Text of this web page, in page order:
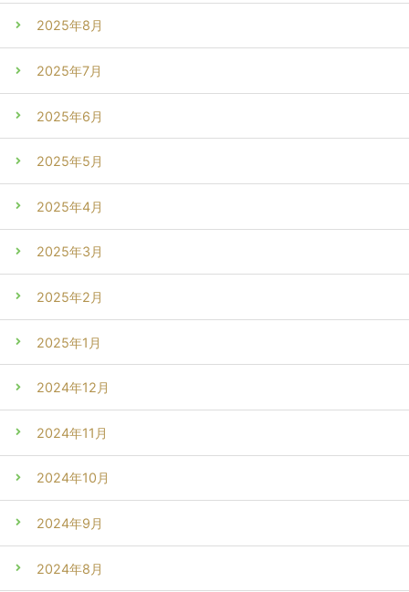
2025年8月
2025年7月
2025年6月
2025年5月
2025年4月
2025年3月
2025年2月
2025年1月
2024年12月
2024年11月
2024年10月
2024年9月
2024年8月